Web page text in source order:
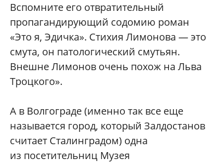
Вспомните его отвратительный
пропагандирующий содомию роман
«Это я, Эдичка». Стихия Лимонова — это
смута, он патологический смутьян.
Внешне Лимонов очень похож на Льва
Троцкого».
А в Волгограде (именно так все еще
называется город, который Залдостанов
считает Сталинградом) одна
из посетительниц Музея